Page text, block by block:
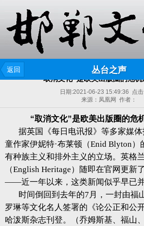
返回 丛台之声
“取消文化”是欧美出版圈的危
日期:2021-06-23 15:49:36 点
来源：凤凰网 作者：
“取消文化”是欧美出版圈的危
据英国《每日电讯报》等多家媒
童作家伊妮特·布莱顿（Enid Blyton）
有种族主义和排外主义的立场。英格
（English Heritage）随即在官网更新
——近一年以来，这类新闻似乎早已并
时间倒回到去年的7月，一封由福
罗琳等文化名人签署的《论公正和公
哈泼斯杂志刊登。（乔姆斯基、福山